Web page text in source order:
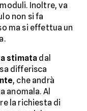
Inoltre, va
non si fa
ma si effettua un
stimata dal
differisca
, che andrà
Al
la richiesta di